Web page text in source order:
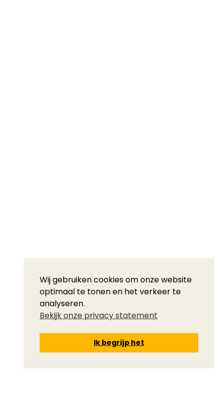
Wij gebruiken cookies om onze website
optimaal te tonen en het verkeer te
analyseren.
Bekijk onze privacy statement
Ik begrijp het